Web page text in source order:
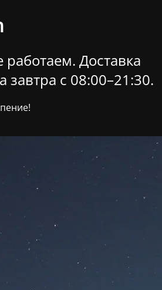
Доставка
завтра c 08:00–21:30.